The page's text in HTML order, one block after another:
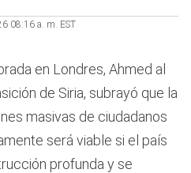
08:16 a. m. EST
en Londres, Ahmed al
de Siria, subrayó que la
masivas de ciudadanos
será viable si el país
profunda y se